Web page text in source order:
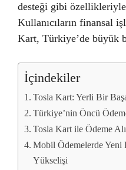
desteği gibi özellikleriyle
Kullanıcıların finansal
Kart, Türkiye’de büyük
İçindekiler
Tosla Kart: Yerli Bir
Türkiye’nin Öncü
Tosla Kart ile Ödeme
Mobil Ödemelerde Yeni
Yükselişi